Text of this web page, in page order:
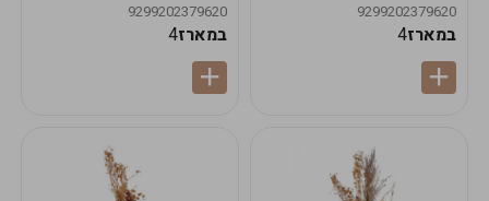
9299202379620
במארז4
9299202379620
במארז4